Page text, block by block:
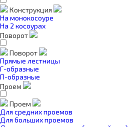
Конструкция
На монокосоуре
На 2 косоурах
Поворот
Поворот
Прямые лестницы
Г-образные
П-образные
Проем
Проем
Для средних проемов
Для больших проемов